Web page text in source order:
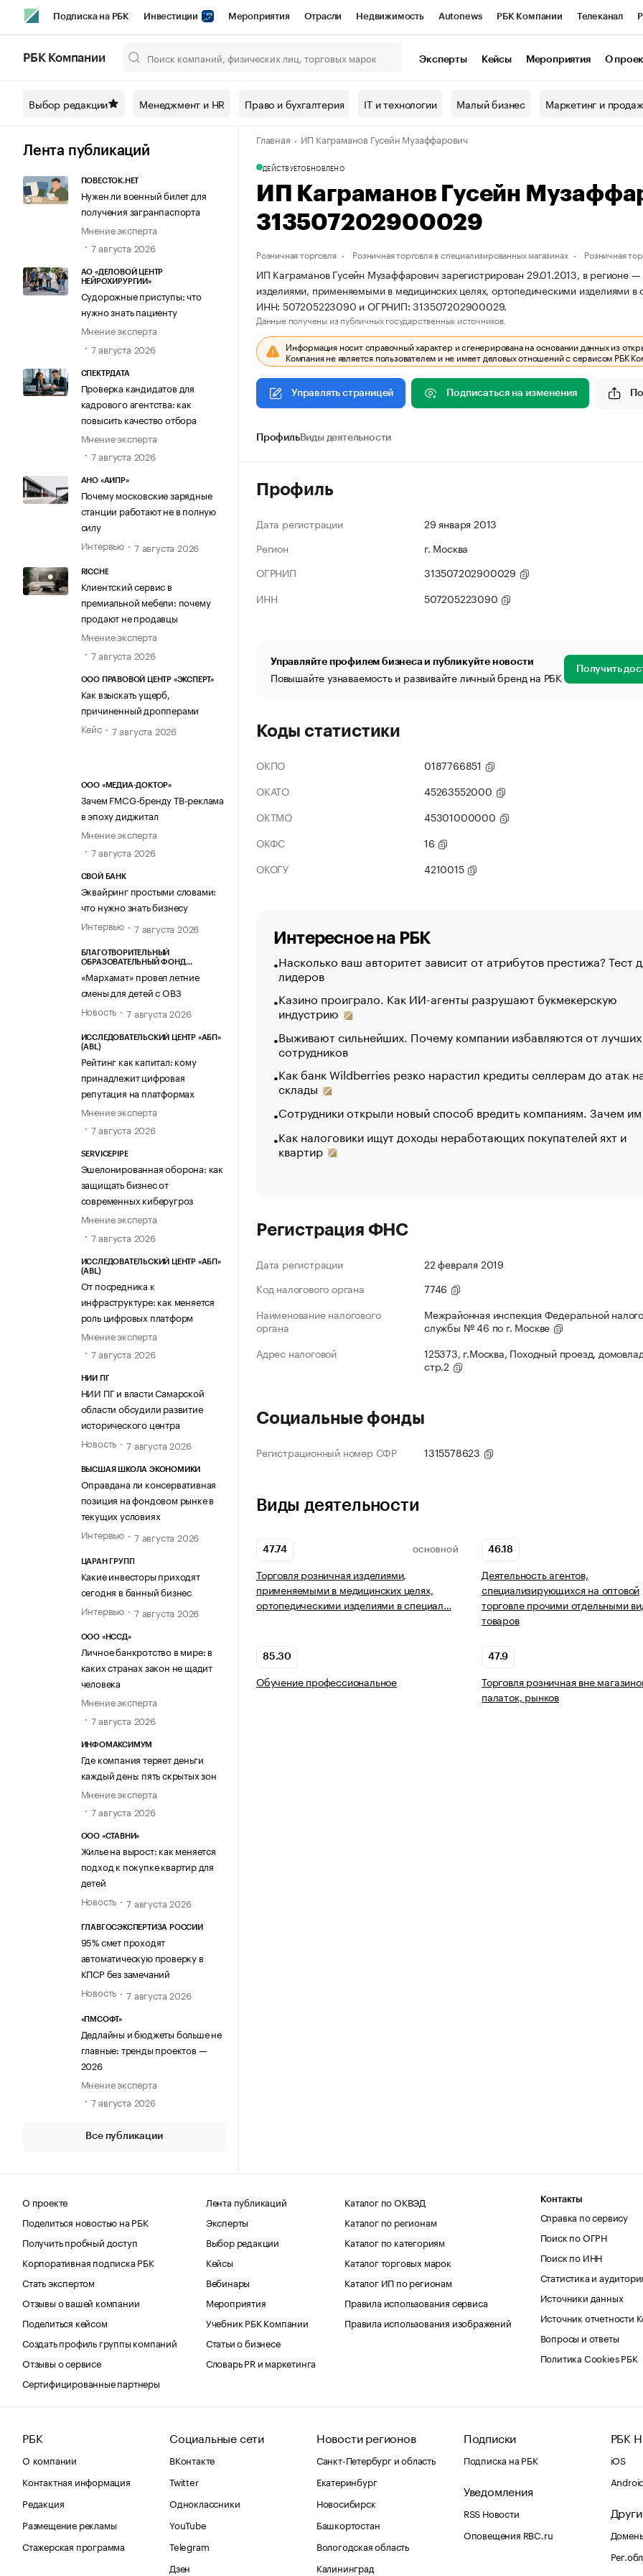
Подписка на РБК Инвестиции Мероприятия Отрасли Недвижимость Autonews РБК Компании Телеканал
Спецпроекты СПб Конференции СПб Спецпроекты Проверка контрагентов
Технологии и медиа Рынок наличной валюты
РБК Компании Эксперты Кейсы Мероприятия О
Выбор редакции Менеджмент и HR Право и бухгалтерия IT и технологии Малый бизнес Маркетинг и
Лента публикаций
ПОВЕСТОК.НЕТ
Нужен ли военный билет для
получения загранпаспорта
Мнение эксперта
7 августа 2026
АО «ДЕЛОВОЙ ЦЕНТР
НЕЙРОХИРУРГИИ»
Судорожные приступы: что
нужно знать пациенту
Мнение эксперта
7 августа 2026
СПЕКТРДАТА
Проверка кандидатов для
кадрового агентства: как
повысить качество отбора
Мнение эксперта
7 августа 2026
АНО «АИПР»
Почему московские зарядные
станции работают не в полную
силу
Интервью
7 августа 2026
RICCHE
Клиентский сервис в
премиальной мебели: почему
продают не продавцы
Мнение эксперта
7 августа 2026
ООО ПРАВОВОЙ ЦЕНТР «ЭКСПЕРТ»
Как взыскать ущерб,
причиненный дропперами
Кейс
7 августа 2026
ООО «МЕДИА-ДОКТОР»
Зачем FMCG-бренду ТВ-реклама
в эпоху диджитал
Мнение эксперта
7 августа 2026
СВОЙ БАНК
Эквайринг простыми словами:
что нужно знать бизнесу
Интервью
7 августа 2026
БЛАГОТВОРИТЕЛЬНЫЙ
ОБРАЗОВАТЕЛЬНЫЙ ФОНД
«Мархамат» провел летние
смены для детей с ОВЗ
Новость
7 августа 2026
ИССЛЕДОВАТЕЛЬСКИЙ ЦЕНТР «АБП»
(ABL)
Рейтинг как капитал: кому
принадлежит цифровая
репутация на платформах
Мнение эксперта
7 августа 2026
SERVICEPIPE
Эшелонированная оборона: как
защищать бизнес от
современных киберугроз
Мнение эксперта
7 августа 2026
ИССЛЕДОВАТЕЛЬСКИЙ ЦЕНТР «АБП»
(ABL)
От посредника к
инфраструктуре: как меняется
роль цифровых платформ
Мнение эксперта
7 августа 2026
НИИ ПГ
НИИ ПГ и власти Самарской
области обсудили развитие
исторического центра
Новость
7 августа 2026
ВЫСШАЯ ШКОЛА ЭКОНОМИКИ
Оправдана ли консервативная
позиция на фондовом рынке в
текущих условиях
Интервью
7 августа 2026
ЦАРАН ГРУПП
Какие инвесторы приходят
сегодня в банный бизнес
Интервью
7 августа 2026
ООО «НССД»
Личное банкротство в мире: в
каких странах закон не щадит
человека
Мнение эксперта
7 августа 2026
ИНФОМАКСИМУМ
Где компания теряет деньги
каждый день: пять скрытых зон
Мнение эксперта
7 августа 2026
ООО «СТАВНИ»
Жилье на вырост: как меняется
подход к покупке квартир для
детей
Новость
7 августа 2026
ГЛАВГОСЭКСПЕРТИЗА РОССИИ
95% смет проходят
автоматическую проверку в
КПСР без замечаний
Новость
7 августа 2026
«ПМСОФТ»
Дедлайны и бюджеты больше не
главные: тренды проектов —
2026
Мнение эксперта
7 августа 2026
Все публикации
Главная ИП Каграманов Гусейн Музаффарович
ДЕЙСТВУЕТОБНОВЛЕНО
ИП Каграманов Гусейн
313507202900029
Розничная торговля Розничная торговля в специализированных магазинах Розничная
ИП Каграманов Гусейн Музаффарович зарегистрирован 29.01.2013, в регионе
изделиями, применяемыми в медицинских целях, ортопедическими изделиями
ИНН: 507205223090 и ОГРНИП: 313507202900029.
Данные получены из публичных государственных источников.
Информация носит справочный характер и сгенерирована на основании данных из
Компания не является пользователем и не имеет деловых отношений с сервисом РБК
Управлять страницей Подписаться на изменения
ПрофильВиды деятельности
Профиль
Дата регистрации
29 января 2013
Регион
г. Москва
ОГРНИП
313507202900029
ИНН
507205223090
Управляйте профилем бизнеса и публикуйте новости
Повышайте узнаваемость и развивайте личный бренд на РБК Получить
Коды статистики
ОКПО
0187766851
ОКАТО
45263552000
ОКТМО
45301000000
ОКФС
16
ОКОГУ
4210015
Интересное на РБК
Насколько ваш авторитет зависит от атрибутов престижа? Тест
лидеров
Казино проиграло. Как ИИ-агенты разрушают букмекерскую
индустрию
Выживают сильнейших. Почему компании избавляются от лучших
сотрудников
Как банк Wildberries резко нарастил кредиты селлерам до атак
склады
Сотрудники открыли новый способ вредить компаниям. Зачем
Как налоговики ищут доходы неработающих покупателей яхт и
квартир
Регистрация ФНС
Дата регистрации
22 февраля 2019
Код налогового органа
7746
Наименование налогового
органа
Межрайонная инспекция Федеральной
службы № 46 по г. Москве
Адрес налоговой
125373, г.Москва, Походный проезд,
стр.2
Социальные фонды
Регистрационный номер СФР 1315578623
Виды деятельности
47.74 ОСНОВНОЙ
Торговля розничная изделиями,
применяемыми в медицинских целях,
ортопедическими изделиями в специал…
46.18
Деятельность агентов,
специализирующихся на оптовой
торговле прочими отдельными
товаров
85.30
Обучение профессиональное
47.9
Торговля розничная вне
палаток, рынков
О проекте
Поделиться новостью на РБК
Получить пробный доступ
Корпоративная подписка РБК
Стать экспертом
Отзывы о вашей компании
Поделиться кейсом
Создать профиль группы компаний
Отзывы о сервисе
Сертифицированные партнеры
Лента публикаций
Эксперты
Выбор редакции
Кейсы
Вебинары
Мероприятия
Учебник РБК Компании
Статьи о бизнесе
Словарь PR и маркетинга
Каталог по ОКВЭД
Каталог по регионам
Каталог по категориям
Каталог торговых марок
Каталог ИП по регионам
Правила использования сервиса
Правила использования изображений
Контакты
Справка по сервису
Поиск по ОГРН
Поиск по ИНН
Статистика и
Источники данных
Источник отчетности
Вопросы и ответы
Политика Cookies РБК
РБК
О компании
Контактная информация
Редакция
Размещение рекламы
Стажерская программа
Социальные сети
ВКонтакте
Twitter
Одноклассники
YouTube
Telegram
Дзен
Новости регионов
Санкт-Петербург и область
Екатеринбург
Новосибирск
Башкортостан
Вологодская область
Калининград
Подписки
Подписка на РБК
Уведомления
RSS Новости
Оповещения RBC.ru
РБК
iOS